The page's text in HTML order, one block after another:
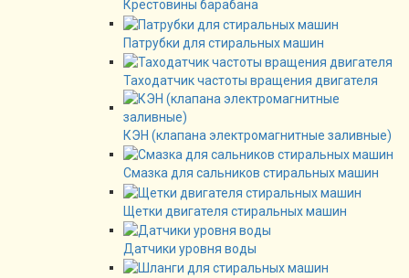
Крестовины барабана
Патрубки для стиральных машин
Таходатчик частоты вращения двигателя
КЭН (клапана электромагнитные заливные)
Смазка для сальников стиральных машин
Щетки двигателя стиральных машин
Датчики уровня воды